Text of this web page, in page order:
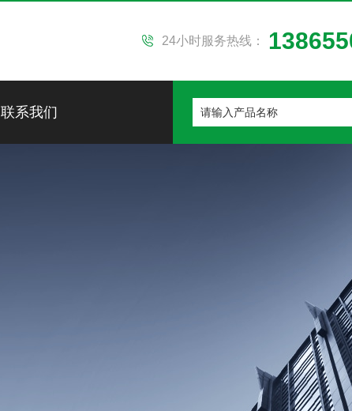
24小时服务热线：
联系我们